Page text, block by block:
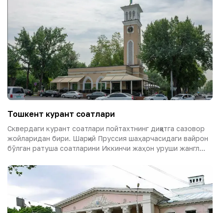
Тошкент курант соатлари
Сквердаги курант соатлари пойтахтнинг диққатга сазовор
жойларидан бири. Шарқий Пруссия шаҳарчасидаги вайрон
бўлган ратуша соатларини Иккинчи жаҳон уруши жангл...